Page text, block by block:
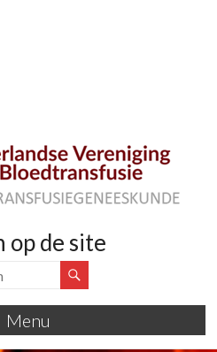
op de site
Menu